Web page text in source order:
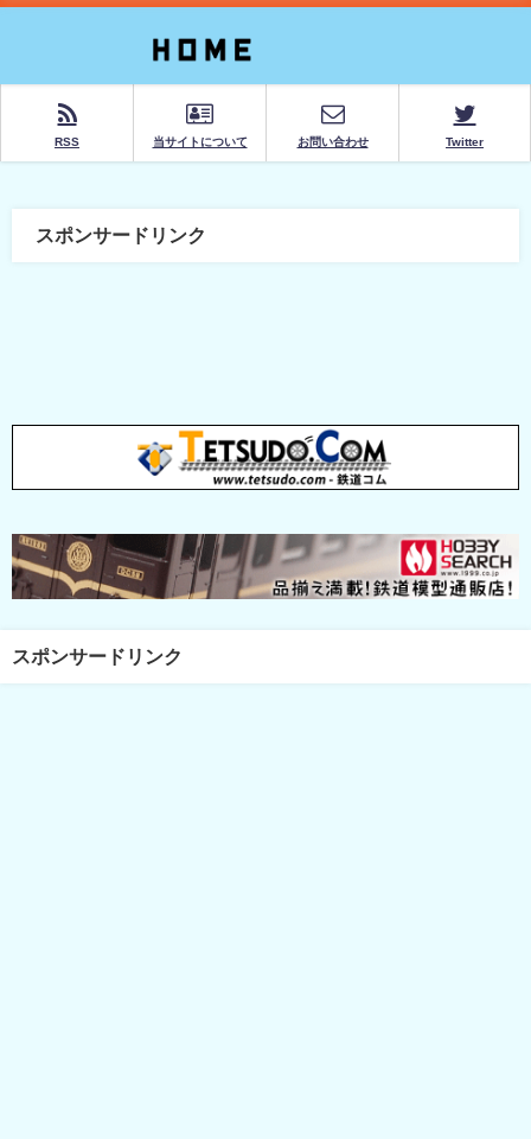
RSS 当サイトについて お問い合わせ Twitter
スポンサードリンク
スポンサードリンク